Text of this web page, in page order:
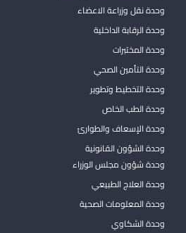
وحدة نقل وزراعة الاعضاء
وحدة الرقابة الداخلية
وحدة المختبرات
وحدة التأمين الصحي
وحدة التخطيط وتطوير
وحدة الطب الخاص
وحدة الإسعاف والطوارئ
وحدة الشؤون القانونية
وحدة شؤون مجلس الوزراء
وحدة العلاج الطبيعي
وحدة المعلومات الصحية
وحدة الشكاوي